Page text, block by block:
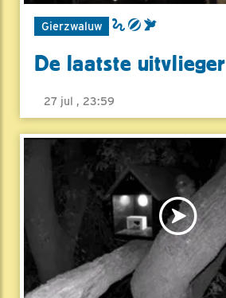
Gierzwaluw
De laatste uitvlieger
27 jul , 23:59